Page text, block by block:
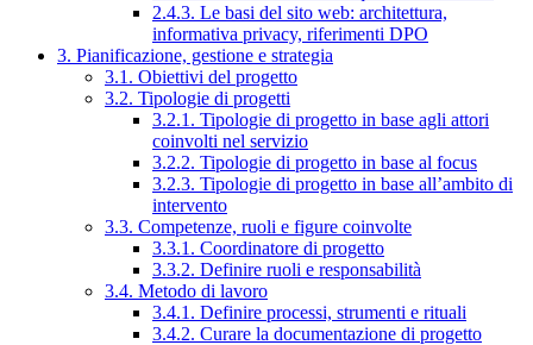
2.4.3. Le basi del sito web: architettura,
informativa privacy, riferimenti DPO
3. Pianificazione, gestione e strategia
3.1. Obiettivi del progetto
3.2. Tipologie di progetti
3.2.1. Tipologie di progetto in base agli attori
coinvolti nel servizio
3.2.2. Tipologie di progetto in base al focus
3.2.3. Tipologie di progetto in base all’ambito di
intervento
3.3. Competenze, ruoli e figure coinvolte
3.3.1. Coordinatore di progetto
3.3.2. Definire ruoli e responsabilità
3.4. Metodo di lavoro
3.4.1. Definire processi, strumenti e rituali
3.4.2. Curare la documentazione di progetto